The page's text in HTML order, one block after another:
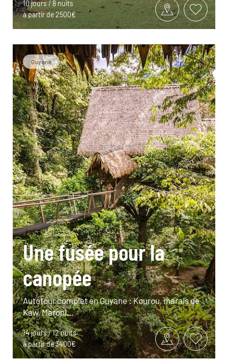
10 jours / 8 nuits
à partir de 2500€
Guyane
Une fusée pour la
canopée
Autotour complet en Guyane : Kourou, marais de
Kaw, Maroni…
14 jours / 12 nuits
à partir de 3400€